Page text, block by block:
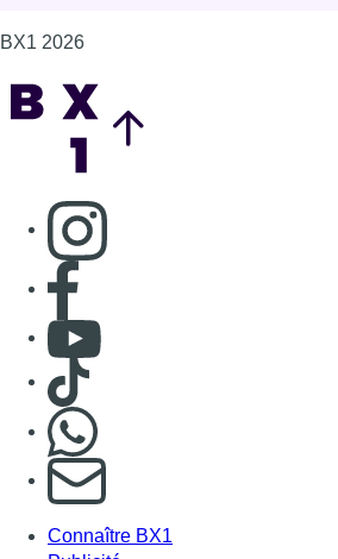
BX1 2026
Consulter page Instagram
Consulter page Facebook
Consulter Youtube
Consulter TikTok
S'abonner à notre newsletter
Connaître BX1